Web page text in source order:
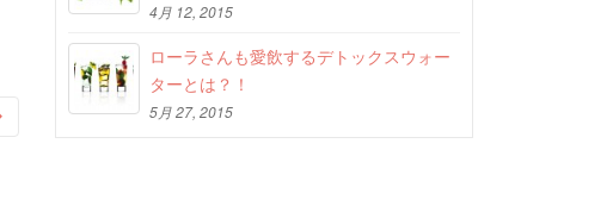
4月 12, 2015
ローラさんも愛飲するデトックスウォー
ターとは？！
5月 27, 2015